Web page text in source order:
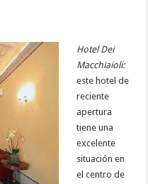
Hotel Dei
Macchiaioli:
este hotel de
reciente
apertura
tiene una
excelente
situación en
el centro de